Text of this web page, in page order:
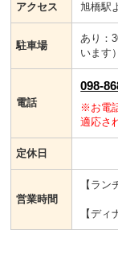
アクセス 旭橋駅
駐車場
あり：
います）
電話
098-
※お電
適応さ
定休日
営業時間
【ラ
【デ